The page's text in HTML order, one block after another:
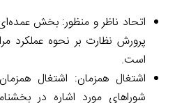
اتحاد ناظر و منظور: بخش
پرورش نظارت بر نحوه عملکرد
است.
اشتغال همزمان: اشتغال
شوراهای مورد اشاره در